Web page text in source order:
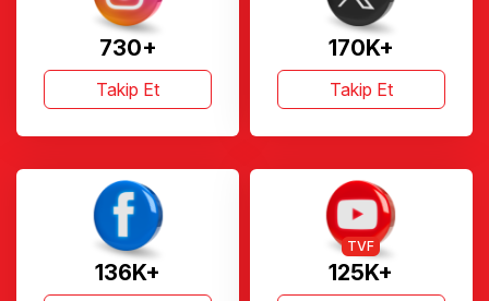
730+
Takip Et
170K+
Takip Et
136K+ 125K+
TVF